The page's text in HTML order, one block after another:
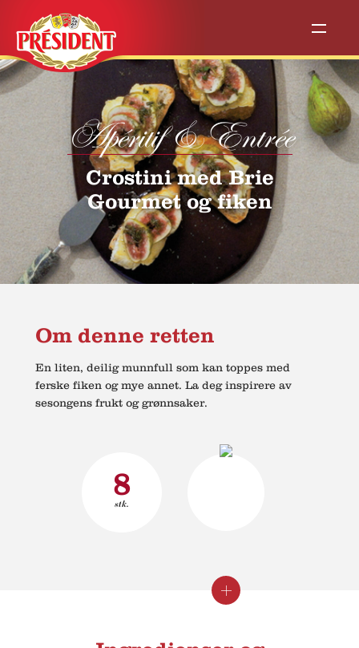
Apéritif & Entrée
Crostini med Brie
Gourmet og fiken
Om denne retten
En liten, deilig munnfull som kan toppes med
ferske fiken og mye annet. La deg inspirere av
sesongens frukt og grønnsaker.
8
stk.
Se
Lukk